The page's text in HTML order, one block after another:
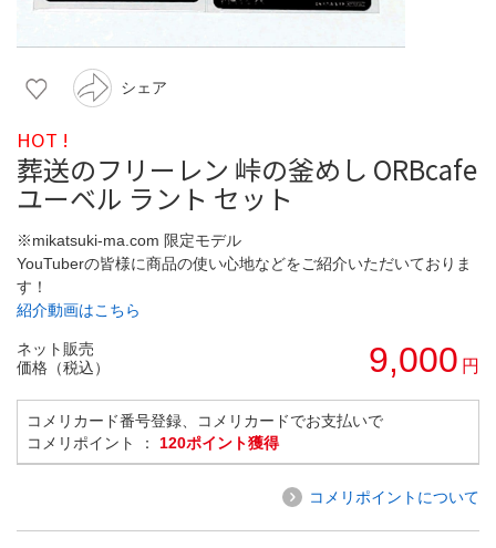
シェア
HOT !
葬送のフリーレン 峠の釜めし ORBcafe
ユーベル ラント セット
※mikatsuki-ma.com 限定モデル
YouTuberの皆様に商品の使い心地などをご紹介いただいておりま
す！
紹介動画はこちら
ネット販売
価格（税込）
9,000 円
コメリカード番号登録、コメリカードでお支払いで
コメリポイント ： 120ポイント獲得
コメリポイントについて